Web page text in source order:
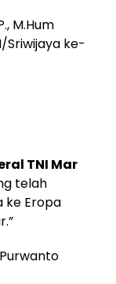
M.Hum
Sriwijaya ke-
TNI Mar
telah
ke Eropa